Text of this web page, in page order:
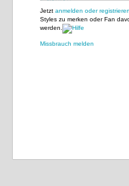
Jetzt anmelden oder registrieren
Styles zu merken oder Fan
werden.
Missbrauch melden